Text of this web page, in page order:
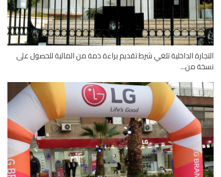
الداخلية تلغي شرط تقديم براءة ذمة من المالية للحصول على
من...